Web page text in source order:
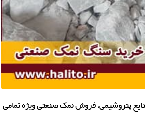
پتروشیمی، فروش نمک صنعتی ویژه تمامی